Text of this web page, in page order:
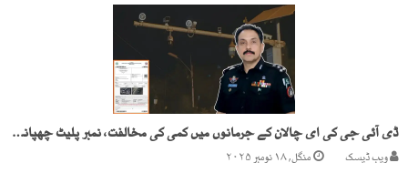
ڈی آئی جی کی ای چالان کے جرمانوں میں کمی کی مخالفت، نمبر پلیٹ چھپانے پر ایف آئی آر کا عندیہ
ویب ڈیسک منگل, ۱۸ نومبر ۲۰۲۵